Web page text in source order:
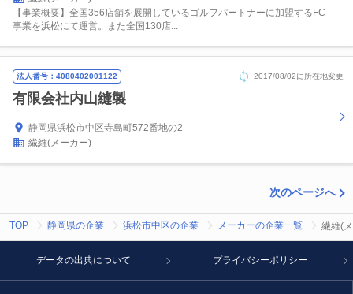
【事業概要】全国356店舗を展開しているゴルフパートナーに加盟するFC
事業を浜松にて運営。また全国130店...
法人番号：4080402001122 2017/08/02に所在地変更
有限会社内山縫製
静岡県浜松市中区寺島町572番地の2
繊維(メーカー)
次のページへ
TOP 静岡県の企業 浜松市中区の企業 メーカーの企業一覧 繊維(
データの出典について プライバシーポリシー